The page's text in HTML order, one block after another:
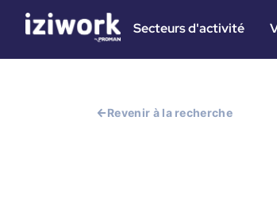
Secteurs d'activité
Revenir à la recherche